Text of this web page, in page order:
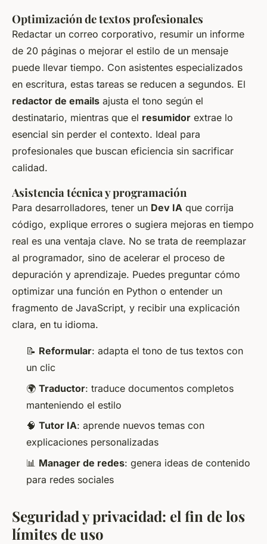
Optimización de textos profesionales
Redactar un correo corporativo, resumir un informe
de 20 páginas o mejorar el estilo de un mensaje
puede llevar tiempo. Con asistentes especializados
en escritura, estas tareas se reducen a segundos. El
redactor de emails ajusta el tono según el
destinatario, mientras que el resumidor extrae lo
esencial sin perder el contexto. Ideal para
profesionales que buscan eficiencia sin sacrificar
calidad.
Asistencia técnica y programación
Para desarrolladores, tener un Dev IA que corrija
código, explique errores o sugiera mejoras en tiempo
real es una ventaja clave. No se trata de reemplazar
al programador, sino de acelerar el proceso de
depuración y aprendizaje. Puedes preguntar cómo
optimizar una función en Python o entender un
fragmento de JavaScript, y recibir una explicación
clara, en tu idioma.
📝 Reformular: adapta el tono de tus textos con
un clic
🌍 Traductor: traduce documentos completos
manteniendo el estilo
🧠 Tutor IA: aprende nuevos temas con
explicaciones personalizadas
📊 Manager de redes: genera ideas de contenido
para redes sociales
Seguridad y privacidad: el fin de los
límites de uso